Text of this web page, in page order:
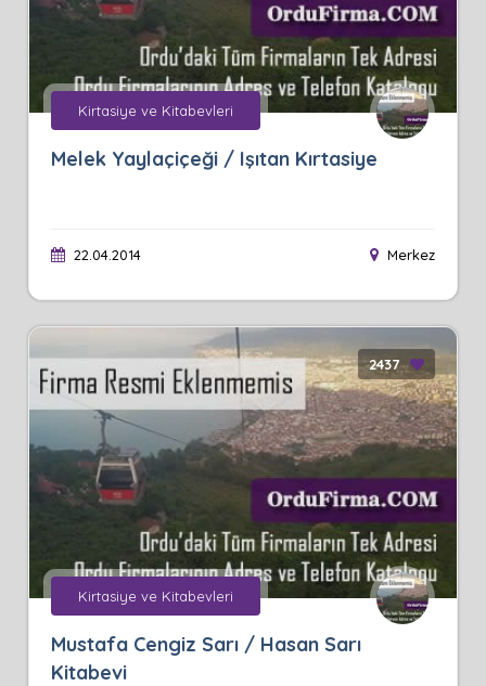
Kirtasiye ve Kitabevleri
Melek Yaylaçiçeği / Işıtan Kırtasiye
22.04.2014 Merkez
2437
Kirtasiye ve Kitabevleri
Mustafa Cengiz Sarı / Hasan Sarı
Kitabevi